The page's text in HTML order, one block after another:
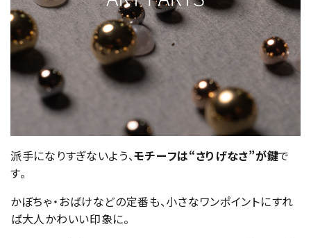
派手になりすぎないよう、モチーフは“さりげなさ”が鍵で
す。
かぼちゃ・おばけなどの定番も、小さなワンポイントにすれ
ば大人かわいい印象に。